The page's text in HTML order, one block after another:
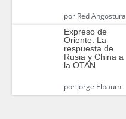
porRed Angostura
Expreso de
Oriente: La
respuesta de
Rusia y China a
la OTAN
porJorge Elbaum